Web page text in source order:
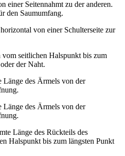
einer Seitennahmt zu der anderen.
den Saumumfang.
von einer Schulterseite zur
vom seitlichen Halspunkt bis zum
der Naht.
Länge des Ärmels von der
Länge des Ärmels von der
Länge des Rückteils des
Halspunkt bis zum längsten Punkt